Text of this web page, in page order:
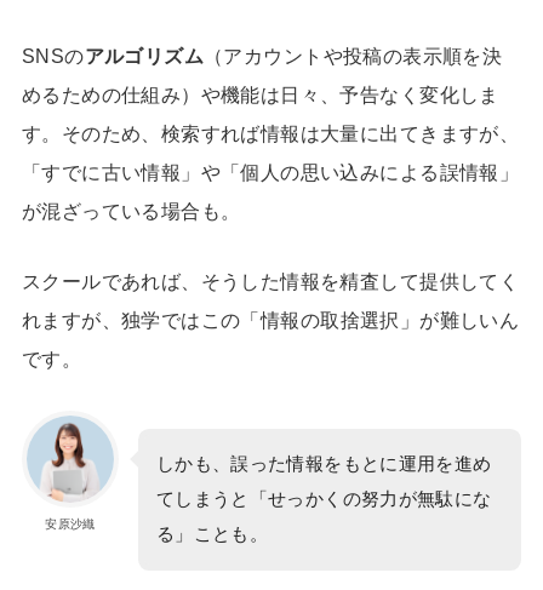
SNSのアルゴリズム （アカウントや投稿の表示順を決
めるための仕組み）や機能は日々、予告なく変化しま
す。そのため、検索すれば情報は大量に出てきますが、
「すでに古い情報」や「個人の思い込みによる誤情報」
が混ざっている場合も。
スクールであれば、そうした情報を精査して提供してく
れますが、 独学ではこの「情報の取捨選択」が難しいん
です。
安原沙織
しかも、誤った情報をもとに運用を進め
てしまうと「せっかくの努力が無駄にな
る」ことも。